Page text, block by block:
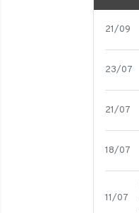
21/09
23/07
21/07
18/07
11/07